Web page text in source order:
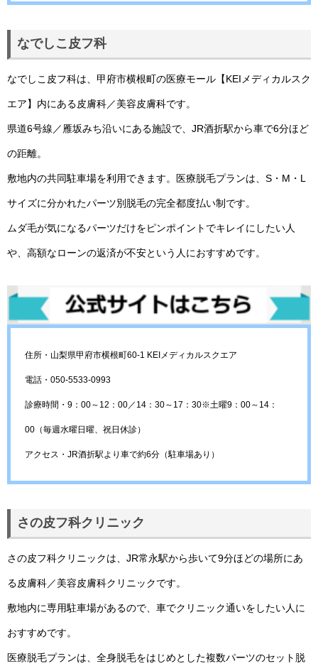
なでしこ皮フ科
なでしこ皮フ科は、甲府市横根町の医療モール【KEIメディカルスク
エア】内にある皮膚科／美容皮膚科です。
県道6号線／雁坂みち沿いにある施設で、JR酒折駅から車で6分ほど
の距離。
敷地内の共同駐車場を利用できます。医療脱毛プランは、S・M・L
サイズに分かれたパーツ別脱毛の完全都度払い制です。
ムダ毛が気になるパーツだけをピンポイントでキレイにしたい人
や、高額なローンの返済が不安という人におすすめです。
住所・山梨県甲府市横根町60-1 KEIメディカルスクエア
電話・050-5533-0993
診療時間・9：00～12：00／14：30～17：30※土曜9：00～14：
00（毎週水曜日曜、祝日休診）
アクセス・JR酒折駅より車で約6分（駐車場あり）
さの皮フ科クリニック
さの皮フ科クリニックは、JR常永駅から歩いて9分ほどの場所にあ
る皮膚科／美容皮膚科クリニックです。
敷地内に専用駐車場があるので、車でクリニック通いをしたい人に
おすすめです。
医療脱毛プランは、全身脱毛をはじめとした複数パーツのセット脱